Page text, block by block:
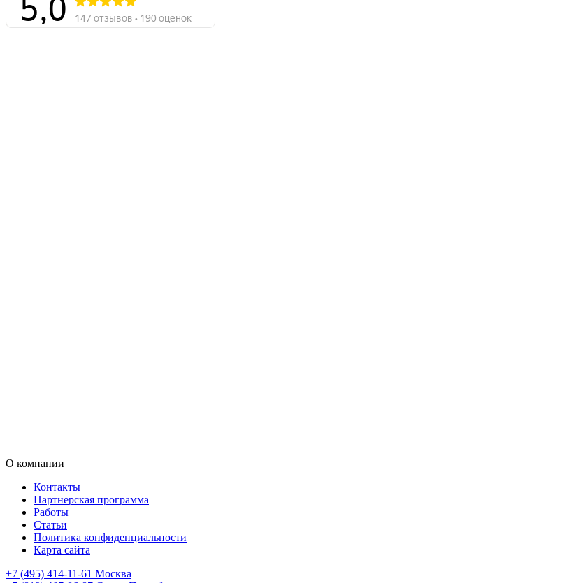
О компании
Контакты
Партнерская программа
Работы
Статьи
Политика конфиденциальности
Карта сайта
+7 (495) 414-11-61 Москва